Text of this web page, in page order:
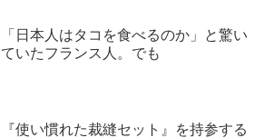
「日本人はタコを食べるのか」と驚い
ていたフランス人。でも
『使い慣れた裁縫セット』を持参する